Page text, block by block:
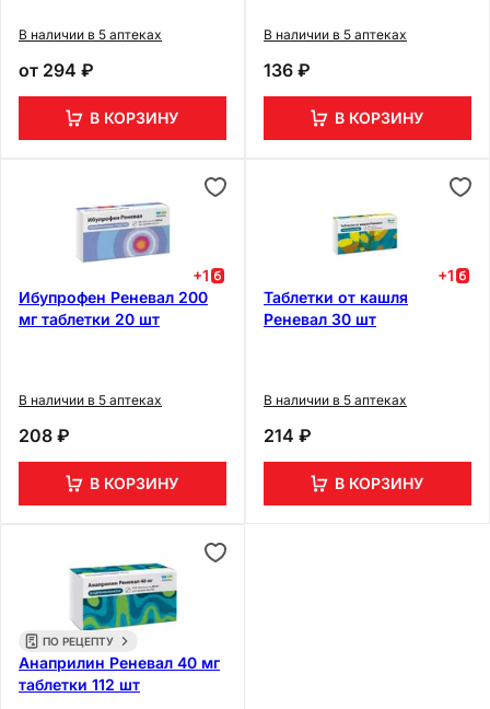
В наличии в 5 аптеках
от 294 ₽
В КОРЗИНУ
В наличии в 5 аптеках
136 ₽
В КОРЗИНУ
+1
Ибупрофен Реневал 200
мг таблетки 20 шт
В наличии в 5 аптеках
208 ₽
В КОРЗИНУ
+1
Таблетки от кашля
Реневал 30 шт
В наличии в 5 аптеках
214 ₽
В КОРЗИНУ
ПО РЕЦЕПТУ
Анаприлин Реневал 40 мг
таблетки 112 шт